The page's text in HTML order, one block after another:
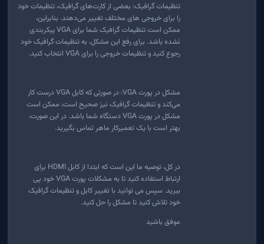
تنظیمات گرافیک: بعضی از کارت‌های گرافیک، تنظیمات خود
را برای خروجی های مختلف تغییر می‌دهند. بنابراین،
ممکن است تنظیمات گرافیک شما برای VGA پیکربندی
نشده باشد. برای رفع این مشکل، به تنظیمات گرافیک خود
رجوع کنید و تنظیمات خروجی را برای VGA انتخاب کنید.
مشکل در پورت VGA: در صورتی که کابل VGA درست کار
می‌کند و تنظیمات گرافیک نیز صحیح است، ممکن است
مشکل در پورت VGA دستگاه شما باشد. در این صورت،
بهتر است با یک تعمیرکار ماهر تماس بگیرید.
در کل، توصیه ما این است که ابتدا از کابل HDMI برای
ارتباط استفاده کنید تا به مشکلات پورت VGA خود پی
ببرید. سپس می توانید با تغییر کابل و تنظیمات گرافیک
خود تلاش کنید تا مشکل را حل کنید.
موفق باشید